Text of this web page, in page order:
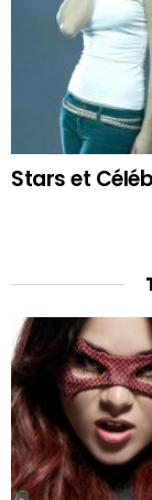
Stars et